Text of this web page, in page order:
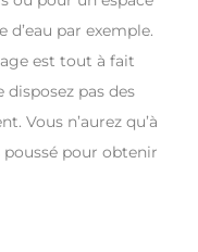
par exemple.
est tout à fait
pas des
Vous n’aurez qu’à
pour obtenir